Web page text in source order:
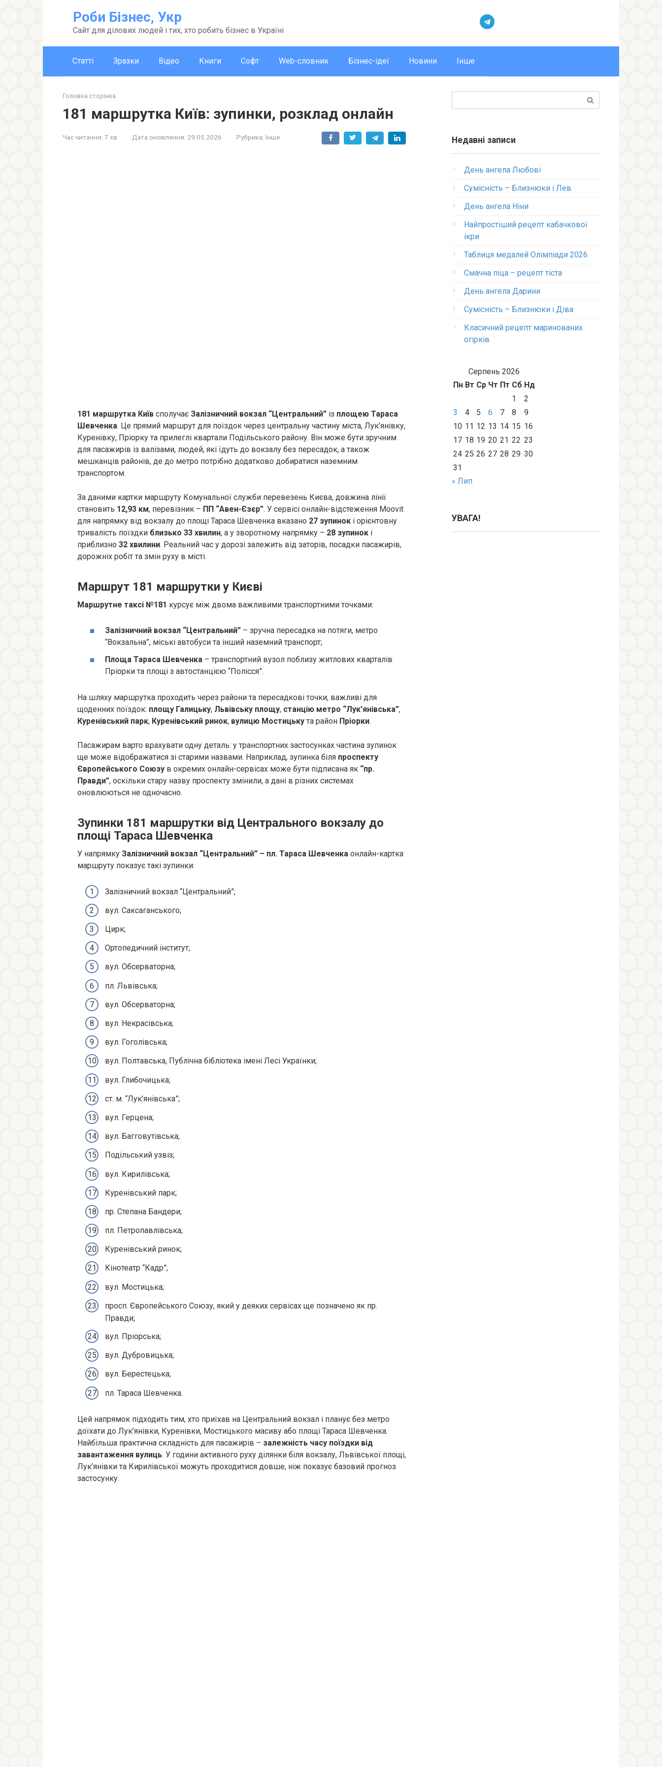
Роби Бізнес, Укр
Сайт для ділових людей і тих, хто робить бізнес в Україні
Статті Зразки Відео Книги Софт Web-словник Бізнес-ідеї Новини Інше
Головна сторінка
181 маршрутка Київ: зупинки, розклад онлайн
Час читання: 7 хв Дата оновлення: 29.05.2026 Рубрика: Інше
181 маршрутка Київ сполучає Залізничний вокзал “Центральний” із площею Тараса
Шевченка. Це прямий маршрут для поїздок через центральну частину міста, Лук’янівку,
Куренівку, Пріорку та прилеглі квартали Подільського району. Він може бути зручним
для пасажирів із валізами, людей, які їдуть до вокзалу без пересадок, а також
мешканців районів, де до метро потрібно додатково добиратися наземним
транспортом.
За даними картки маршруту Комунальної служби перевезень Києва, довжина лінії
становить 12,93 км, перевізник – ПП “Авен-Єзєр”. У сервісі онлайн-відстеження Moovit
для напрямку від вокзалу до площі Тараса Шевченка вказано 27 зупинок і орієнтовну
тривалість поїздки близько 33 хвилин, а у зворотному напрямку – 28 зупинок і
приблизно 32 хвилини. Реальний час у дорозі залежить від заторів, посадки пасажирів,
дорожніх робіт та змін руху в місті.
Маршрут 181 маршрутки у Києві
Маршрутне таксі №181 курсує між двома важливими транспортними точками:
Залізничний вокзал “Центральний” – зручна пересадка на потяги, метро
“Вокзальна”, міські автобуси та інший наземний транспорт;
Площа Тараса Шевченка – транспортний вузол поблизу житлових кварталів
Пріорки та площі з автостанцією “Полісся”.
На шляху маршрутка проходить через райони та пересадкові точки, важливі для
щоденних поїздок: площу Галицьку, Львівську площу, станцію метро “Лук’янівська”,
Куренівський парк, Куренівський ринок, вулицю Мостицьку та район Пріорки.
Пасажирам варто врахувати одну деталь: у транспортних застосунках частина зупинок
ще може відображатися зі старими назвами. Наприклад, зупинка біля проспекту
Європейського Союзу в окремих онлайн-сервісах може бути підписана як “пр.
Правди”, оскільки стару назву проспекту змінили, а дані в різних системах
оновлюються не одночасно.
Зупинки 181 маршрутки від Центрального вокзалу до
площі Тараса Шевченка
У напрямку Залізничний вокзал “Центральний” – пл. Тараса Шевченка онлайн-картка
маршруту показує такі зупинки:
Залізничний вокзал “Центральний”;
вул. Саксаганського;
Цирк;
Ортопедичний інститут;
вул. Обсерваторна;
пл. Львівська;
вул. Обсерваторна;
вул. Некрасівська;
вул. Гоголівська;
вул. Полтавська, Публічна бібліотека імені Лесі Українки;
вул. Глибочицька;
ст. м. “Лук’янівська”;
вул. Герцена;
вул. Багговутівська;
Подільський узвіз;
вул. Кирилівська;
Куренівський парк;
пр. Степана Бандери;
пл. Петропавлівська;
Куренівський ринок;
Кінотеатр “Кадр”;
вул. Мостицька;
просп. Європейського Союзу, який у деяких сервісах ще позначено як пр.
Правди;
вул. Пріорська;
вул. Дубровицька;
вул. Берестецька;
пл. Тараса Шевченка.
Цей напрямок підходить тим, хто приїхав на Центральний вокзал і планує без метро
доїхати до Лук’янівки, Куренівки, Мостицького масиву або площі Тараса Шевченка.
Найбільша практична складність для пасажирів – залежність часу поїздки від
завантаження вулиць. У години активного руху ділянки біля вокзалу, Львівської площі,
Лук’янівки та Кирилівської можуть проходитися довше, ніж показує базовий прогноз
застосунку.
Недавні записи
День ангела Любові
Сумісність – Близнюки і Лев
День ангела Ніни
Найпростіший рецепт кабачкової
ікри
Таблиця медалей Олімпіади 2026
Смачна піца – рецепт тіста
День ангела Дарини
Сумісність – Близнюки і Діва
Класичний рецепт маринованих
огірків
Серпень 2026
Пн Вт Ср Чт Пт Сб Нд
1
2
3
4 5 6 7 8
9
10 11 12 13 14 15 16
17 18 19 20 21 22 23
24 25 26 27 28 29 30
31
« Лип
УВАГА!